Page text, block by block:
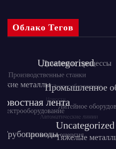
Облако Тегов